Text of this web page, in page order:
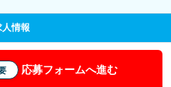
人情報
応募フォームへ進む